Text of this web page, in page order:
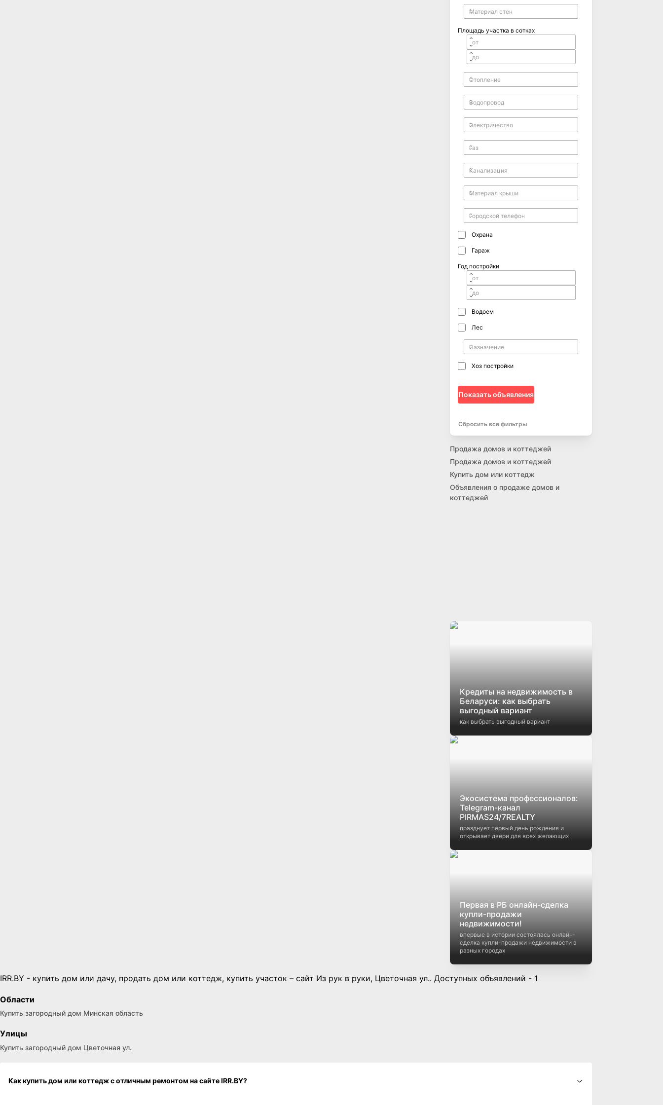
Площадь участка в сотках
Охрана
Гараж
Год постройки
Водоем
Лес
Хоз постройки
Показать объявления
Сбросить все фильтры
Продажа домов и коттеджей
Продажа домов и коттеджей
Купить дом или коттедж
Объявления о продаже домов и
коттеджей